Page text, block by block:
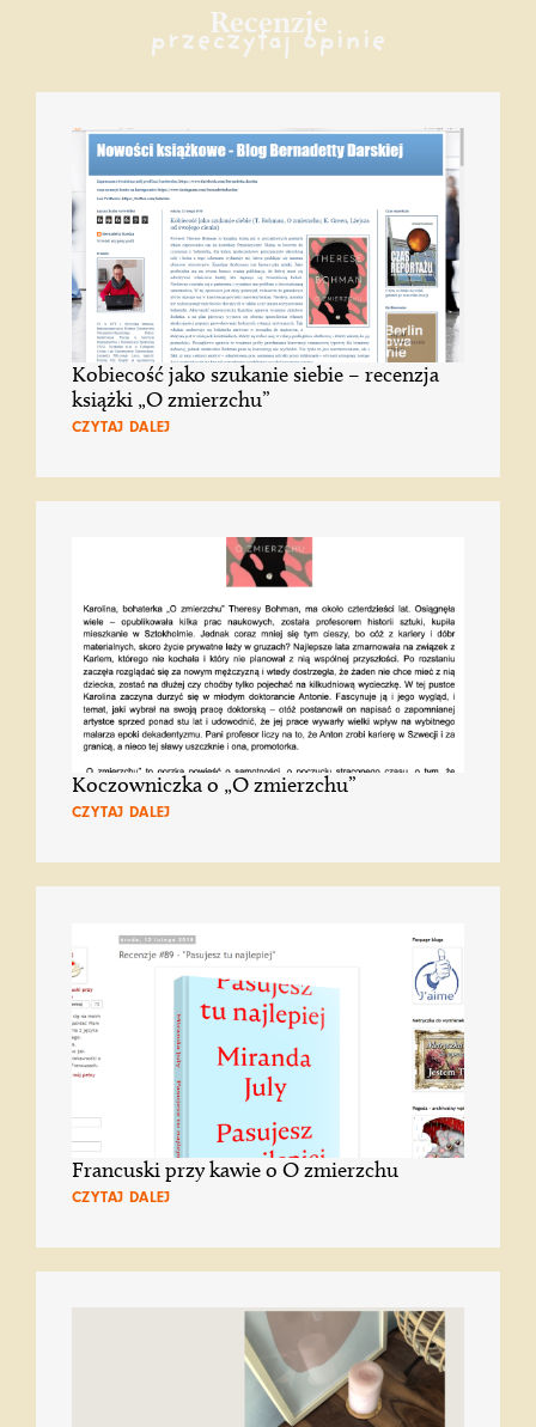
Recenzje
przeczytaj opinie
Kobiecość jako szukanie siebie – recenzja
książki „O zmierzchu”
CZYTAJ DALEJ
Koczowniczka o „O zmierzchu”
CZYTAJ DALEJ
Francuski przy kawie o O zmierzchu
CZYTAJ DALEJ